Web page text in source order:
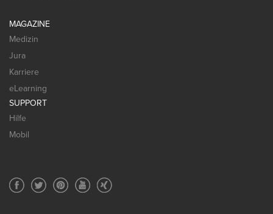
MAGAZINE
Medizin
Jura
Karriere
eLearning
SUPPORT
Hilfe
Mobil